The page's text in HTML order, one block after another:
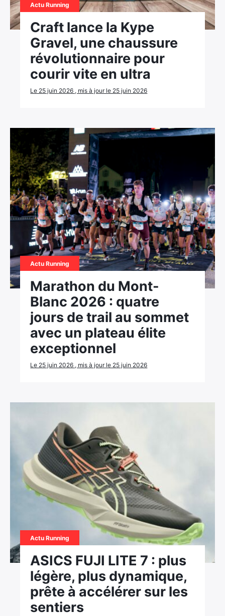
Actu Running
Craft lance la Kype
Gravel, une chaussure
révolutionnaire pour
courir vite en ultra
Le 25 juin 2026 , mis à jour le 25 juin 2026
Actu Running
Marathon du Mont-
Blanc 2026 : quatre
jours de trail au sommet
avec un plateau élite
exceptionnel
Le 25 juin 2026 , mis à jour le 25 juin 2026
Actu Running
ASICS FUJI LITE 7 : plus
légère, plus dynamique,
prête à accélérer sur les
sentiers